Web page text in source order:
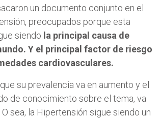
un documento conjunto en el
preocupados porque esta
siendo la principal causa de
Y el principal factor de riesgo
cardiovasculares.
su prevalencia va en aumento y el
de conocimiento sobre el tema, va
sea, la Hipertensión sigue siendo un